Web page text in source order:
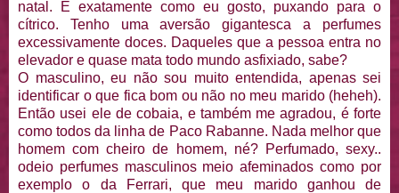
natal. É exatamente como eu gosto, puxando para o
cítrico. Tenho uma aversão gigantesca a perfumes
excessivamente doces. Daqueles que a pessoa entra no
elevador e quase mata todo mundo asfixiado, sabe?
O masculino, eu não sou muito entendida, apenas sei
identificar o que fica bom ou não no meu marido (heheh).
Então usei ele de cobaia, e também me agradou, é forte
como todos da linha de Paco Rabanne. Nada melhor que
homem com cheiro de homem, né? Perfumado, sexy..
odeio perfumes masculinos meio afeminados como por
exemplo o da Ferrari, que meu marido ganhou de